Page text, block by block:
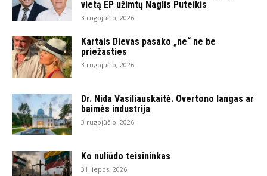
vietą EP užimtų Naglis Puteikis
3 rugpjūčio, 2026
Kartais Dievas pasako „ne“ ne be
priežasties
3 rugpjūčio, 2026
Dr. Nida Vasiliauskaitė. Overtono langas ar
baimės industrija
3 rugpjūčio, 2026
Ko nuliūdo teisininkas
31 liepos, 2026